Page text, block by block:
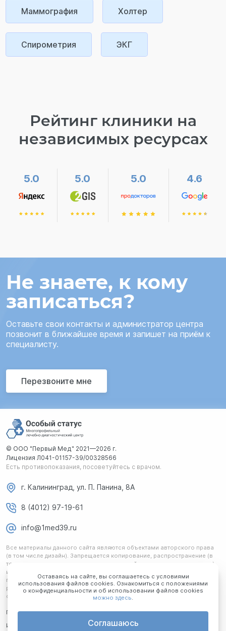
Маммография Холтер
Спирометрия ЭКГ
Рейтинг клиники на
независимых ресурсах
5.0 5.0 5.0 4.6
Не знаете, к кому
записаться?
Оставьте свои контакты и администратор центра
позвонит в ближайшее время и запишет на приём к
специалисту.
Перезвоните мне
© ООО "Первый Мед" 2021—2026 г.
Лицензия Л041-01157-39/00328566
Есть противопоказания, посоветуйтесь с врачом.
г. Калининград, ул. П. Панина, 8А
8 (4012) 97-19-61
info@1med39.ru
Все материалы данного сайта являются объектами авторского права
(в том числе дизайн). Запрещается копирование, распространение (в
том числе путем копирования на другие сайты и ресурсы в интернете)
или любое иное использование информации и объектов без
предварительного согласия правообладателя. Любая информация,
размещенная на сайте, не является публичной офертой и носит
ознакомительный характер.
Политика обработки ПД
Информация для потребителя
Оставаясь на сайте, вы соглашаетесь с условиями
использования файлов cookies. Ознакомиться с положениями
о конфиденциальности и об использовании файлов cookies
можно здесь.
Соглашаюсь